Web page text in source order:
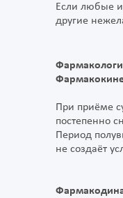
Если любые
другие
При приёме
постепенно
Период
не создаёт